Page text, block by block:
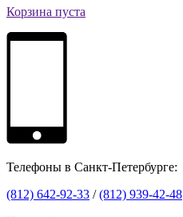
Корзина пуста
Телефоны в Санкт-Петербурге:
(812) 642-92-33 /(812) 939-42-48